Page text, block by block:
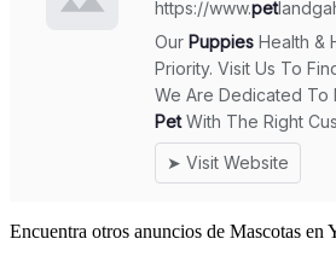
Encuentra otros anuncios de Mascotas en